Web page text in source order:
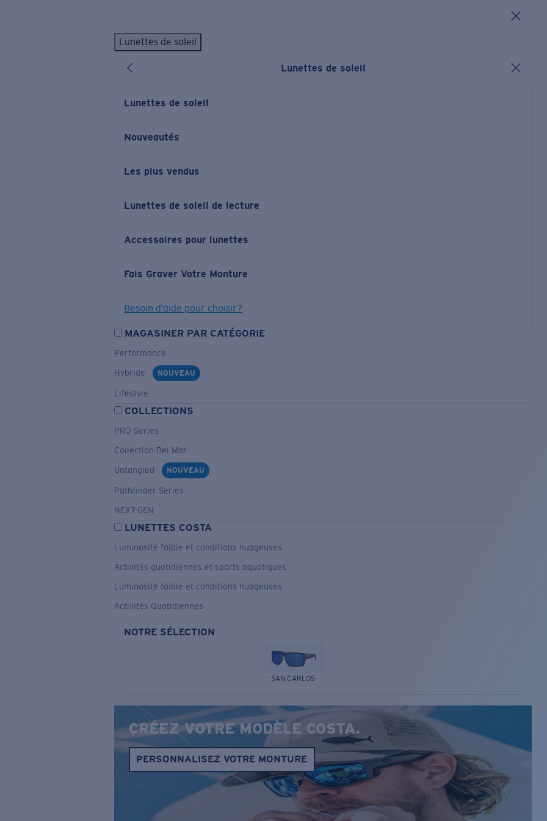
Lunettes de soleil
Lunettes de soleil
Lunettes de soleil
Nouveautés
Les plus vendus
Lunettes de soleil de lecture
Accessoires pour lunettes
Fais Graver Votre Monture
Besoin d’aide pour choisir?
MAGASINER PAR CATÉGORIE
Performance
Hybride
NOUVEAU
Lifestyle
COLLECTIONS
PRO Series
Collection Del Mar
Untangled
NOUVEAU
Pathfinder Series
NEXT-GEN
LUNETTES COSTA
Luminosité faible et conditions nuageuses
Activités quotidiennes et sports aquatiques
Luminosité faible et conditions nuageuses
Activités Quotidiennes
NOTRE SÉLECTION
SAN CARLOS
CRÉEZ VOTRE MODÈLE COSTA.
PERSONNALISEZ VOTRE MONTURE
LES PLUS RECHERCHÉS
Lunettes de soleil personnalisées